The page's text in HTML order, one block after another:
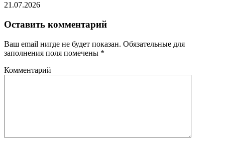
21.07.2026
Оставить комментарий
Ваш email нигде не будет показан. Обязательные для
заполнения поля помечены *
Комментарий